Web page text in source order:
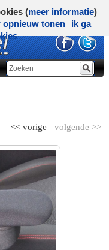
volgende >>
<< vorige
(meer informatie)
opnieuw tonen
ik ga